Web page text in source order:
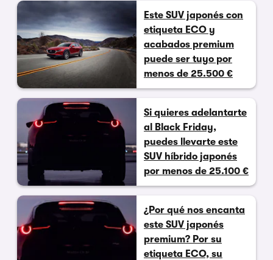
Este SUV japonés con
etiqueta ECO y
acabados premium
puede ser tuyo por
menos de 25.500 €
Si quieres adelantarte
al Black Friday,
puedes llevarte este
SUV híbrido japonés
por menos de 25.100 €
¿Por qué nos encanta
este SUV japonés
premium? Por su
etiqueta ECO, su